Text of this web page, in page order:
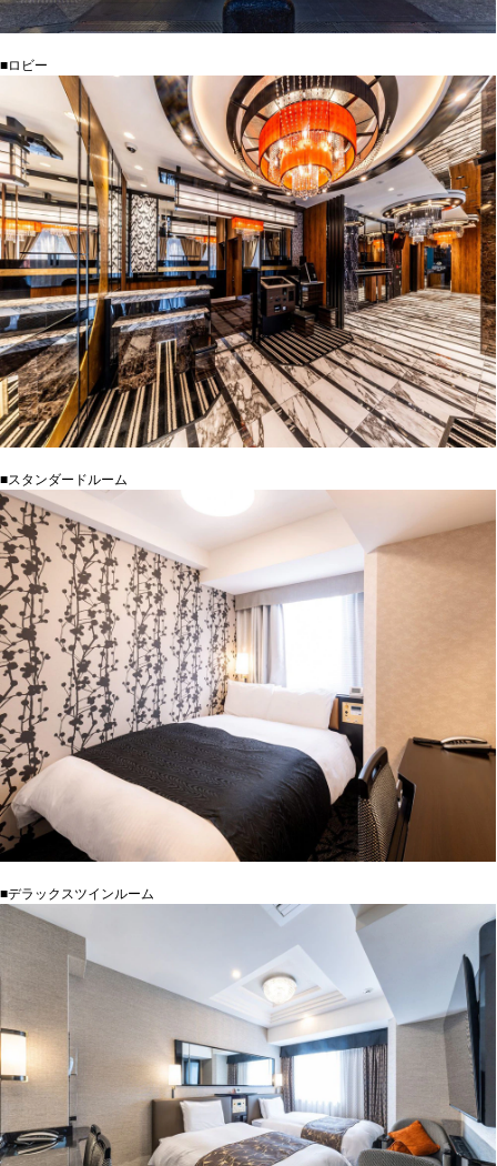
■ロビー
■スタンダードルーム
■デラックスツインルーム